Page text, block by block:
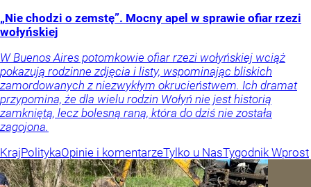
„Nie chodzi o zemstę”. Mocny apel w sprawie ofiar rzezi
wołyńskiej
W Buenos Aires potomkowie ofiar rzezi wołyńskiej wciąż
pokazują rodzinne zdjęcia i listy, wspominając bliskich
zamordowanych z niezwykłym okrucieństwem. Ich dramat
przypomina, że dla wielu rodzin Wołyń nie jest historią
zamkniętą, lecz bolesną raną, która do dziś nie została
zagojona.
KrajPolitykaOpinie i komentarzeTylko u NasTygodnik Wprost